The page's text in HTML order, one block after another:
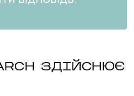
ЗДІЙСНЮЄ